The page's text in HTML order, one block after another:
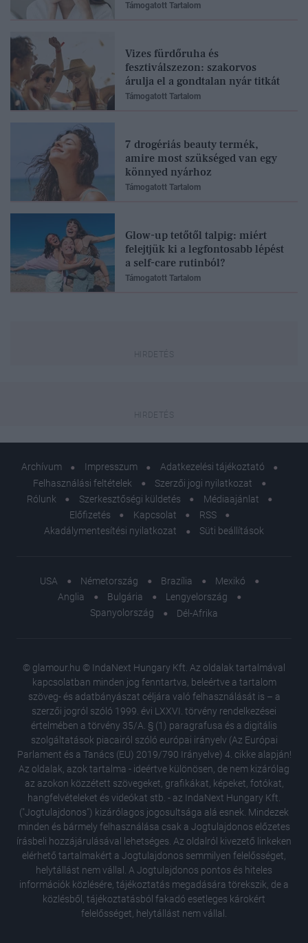
Nem
össze
Támogatott Tartalom
Vizes fürdőruha és
fesztiválszezon: szakorvos
árulja el a gondtalan nyár titkát
Támogatott Tartalom
7 drogériás beauty termék,
amire most szükséged van egy
könnyed nyárhoz
Támogatott Tartalom
Glow-up tetőtől talpig: miért
felejtjük ki a legfontosabb lépést
a self-care rutinból?
Támogatott Tartalom
Archívum Impresszum
Adatkezelési tájékoztató
Felhasználási feltételek
Szerzői jogi nyilatkozat
Rólunk
Szerkesztőségi küldetés
Médiaajánlat
Előfizetés
Kapcsolat
RSS
Akadálymentesítési nyilatkozat
Süti beállítások
USA Németország Brazília
Mexikó
Anglia
Bulgária
Lengyelország
Spanyolország
Dél-Afrika
© glamour.hu © IndaNext Hungary Kft. Az oldalak tartalmával
kapcsolatban minden jog fenntartva, beleértve a tartalom
szöveg- és adatbányászat céljára való felhasználását is – a
szerzői jogról szóló 1999. évi LXXVI. törvény rendelkezései
értelmében a törvény 35/A. § (1) paragrafusa és a digitális
szolgáltatások piacairól szóló európai irányelv (Az Európai
Parlament és a Tanács (EU) 2019/790 Irányelve) 4. cikke alapján!
Az oldalak, azok tartalma - ideértve különösen, de nem kizárólag
az azokon közzétett szövegeket, grafikákat, képeket, fotókat,
hangfelvételeket és videókat stb. - az IndaNext Hungary Kft.
("Jogtulajdonos") kizárólagos jogosultsága alá esnek. Mindezek
minden és bármely felhasználása csak a Jogtulajdonos előzetes
írásbeli hozzájárulásával lehetséges. Az oldalról kivezető linkeken
elérhető tartalmakért a Jogtulajdonos semmilyen felelősséget,
helytállást nem vállal. A Jogtulajdonos pontos és hiteles
információk közlésére, tájékoztatás megadására törekszik, de a
közlésből, tájékoztatásból fakadó esetleges károkért
felelősséget, helytállást nem vállal.